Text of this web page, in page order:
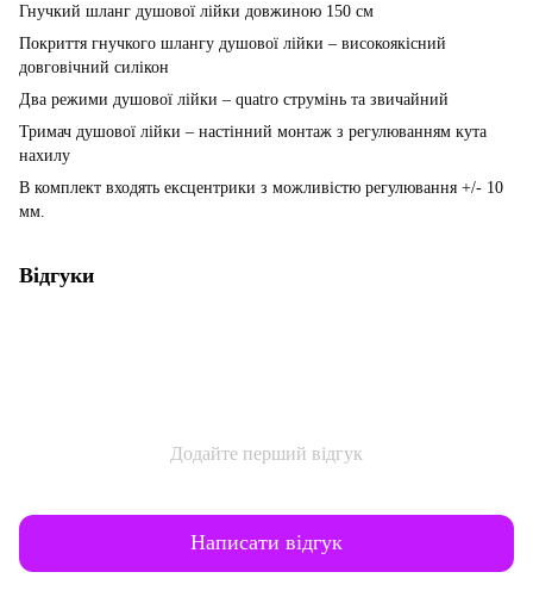
Гнучкий шланг душової лійки довжиною 150 см
Покриття гнучкого шлангу душової лійки – високоякісний
довговічний силікон
Два режими душової лійки – quatro струмінь та звичайний
Тримач душової лійки – настінний монтаж з регулюванням кута
нахилу
В комплект входять ексцентрики з можливістю регулювання +/- 10
мм.
Відгуки
Додайте перший відгук
Написати відгук